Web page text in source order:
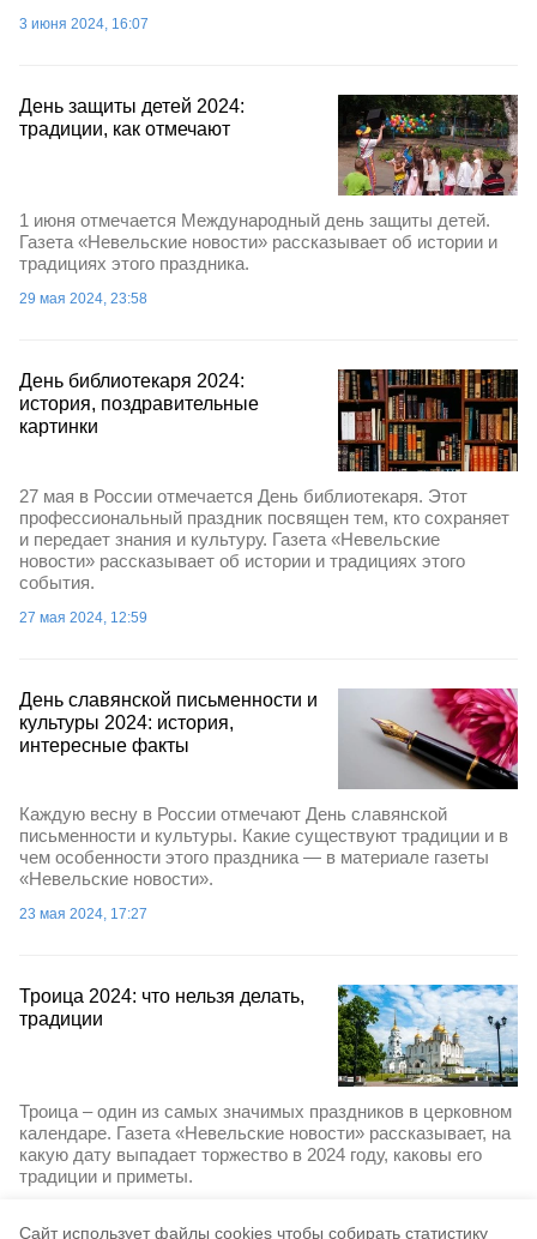
Cайт использует файлы cookies чтобы собирать статистику
3 июня 2024, 16:07
День защиты детей 2024:
традиции, как отмечают
1 июня отмечается Международный день защиты детей.
Газета «Невельские новости» рассказывает об истории и
традициях этого праздника.
29 мая 2024, 23:58
День библиотекаря 2024:
история, поздравительные
картинки
27 мая в России отмечается День библиотекаря. Этот
профессиональный праздник посвящен тем, кто сохраняет
и передает знания и культуру. Газета «Невельские
новости» рассказывает об истории и традициях этого
события.
27 мая 2024, 12:59
День славянской письменности и
культуры 2024: история,
интересные факты
Каждую весну в России отмечают День славянской
письменности и культуры. Какие существуют традиции и в
чем особенности этого праздника — в материале газеты
«Невельские новости».
23 мая 2024, 17:27
Троица 2024: что нельзя делать,
традиции
Троица – один из самых значимых праздников в церковном
календаре. Газета «Невельские новости» рассказывает, на
какую дату выпадает торжество в 2024 году, каковы его
традиции и приметы.